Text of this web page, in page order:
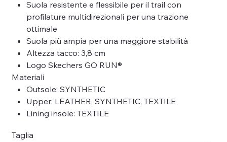
Suola resistente e flessibile per il trail con
profilature multidirezionali per una trazione
ottimale
Suola più ampia per una maggiore stabilità
Altezza tacco: 3,8 cm
Logo Skechers GO RUN®
Materiali
Outsole: SYNTHETIC
Upper: LEATHER, SYNTHETIC, TEXTILE
Lining insole: TEXTILE
Taglia